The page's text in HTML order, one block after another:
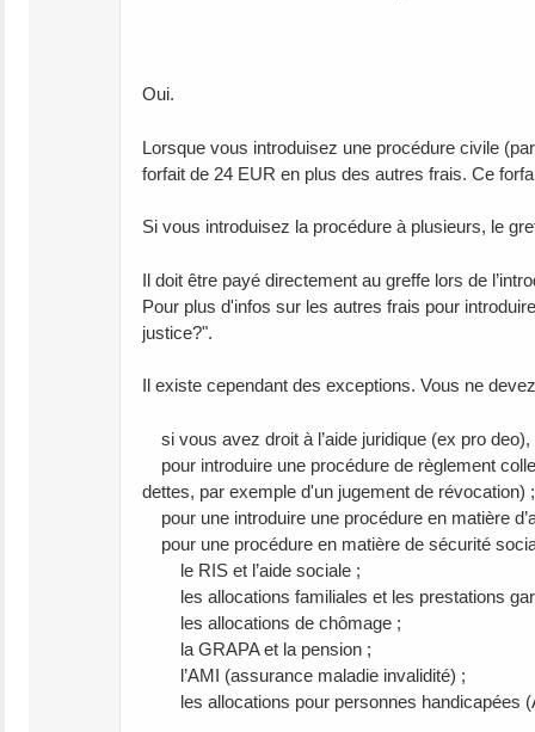
Oui.
Lorsque vous introduisez une procédure civile
forfait de 24 EUR en plus des autres frais. Ce
Si vous introduisez la procédure à plusieurs, le
Il doit être payé directement au greffe lors de
Pour plus d'infos sur les autres frais pour
justice?".
Il existe cependant des exceptions. Vous ne
si vous avez droit à l’aide juridique (ex pro
pour introduire une procédure de règlement
dettes, par exemple d'un jugement de révocation) ;
pour une introduire une procédure en matière
pour une procédure en matière de sécurité
le RIS et l’aide sociale ;
les allocations familiales et les prestations
les allocations de chômage ;
la GRAPA et la pension ;
l’AMI (assurance maladie invalidité) ;
les allocations pour personnes handicapées